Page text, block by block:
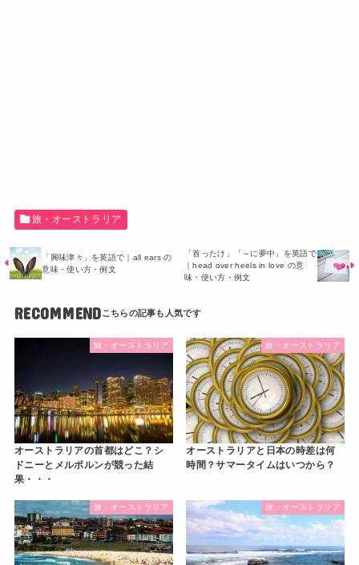
旅・オーストラリア
「興味津々」を英語で｜all ears の
意味・使い方・例文
「首ったけ」「～に夢中」を英語で
｜head over heels in love の意
味・使い方・例文
RECOMMEND
旅・オーストラリア
オーストラリアの首都はどこ？シ
ドニーとメルボルンが競った結
果・・・
旅・オーストラリア
オーストラリアと日本の時差は何
時間？サマータイムはいつから？
旅・オーストラリア 旅・オーストラリア